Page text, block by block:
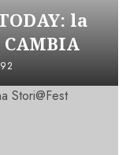
la
CAMBIA